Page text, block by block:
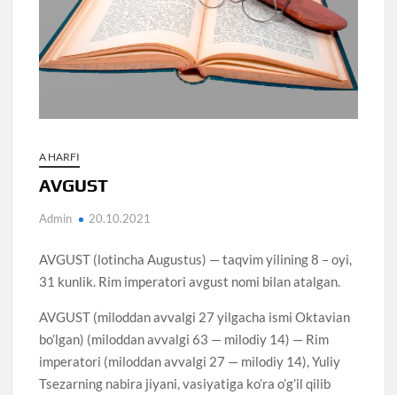
A HARFI
AVGUST
Admin 20.10.2021
AVGUST (lotincha Augustus) — taqvim yilining 8 – oyi,
31 kunlik. Rim imperatori avgust nomi bilan atalgan.
AVGUST (miloddan avvalgi 27 yilgacha ismi Oktavian
bo’lgan) (miloddan avvalgi 63 — milodiy 14) — Rim
imperatori (miloddan avvalgi 27 — milodiy 14), Yuliy
Tsezarning nabira jiyani, vasiyatiga ko’ra o’g’il qilib